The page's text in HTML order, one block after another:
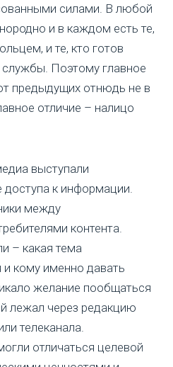
силами. В любой
и в каждом есть те,
и те, кто готов
Поэтому главное
предыдущих отнюдь не в
отличие – налицо
выступали
доступа к информации.
между
контента.
– какая тема
кому именно давать
желание пообщаться
лежал через редакцию
телеканала.
отличаться целевой